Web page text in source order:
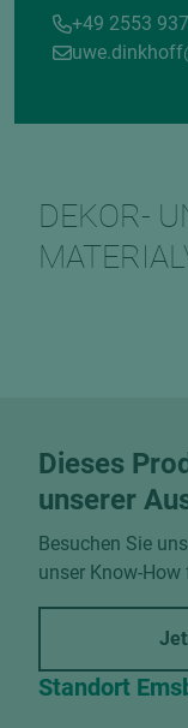
+49 2553
DEKOR-
Dieses
unserer
Besuchen Sie
unser Know-How
Standort